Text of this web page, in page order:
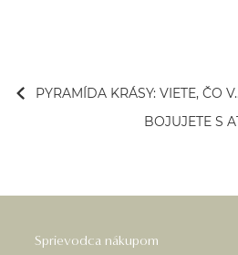
PYRAMÍDA KRÁSY: VIETE, ČO
BOJUJETE S
Sprievodca nákupom